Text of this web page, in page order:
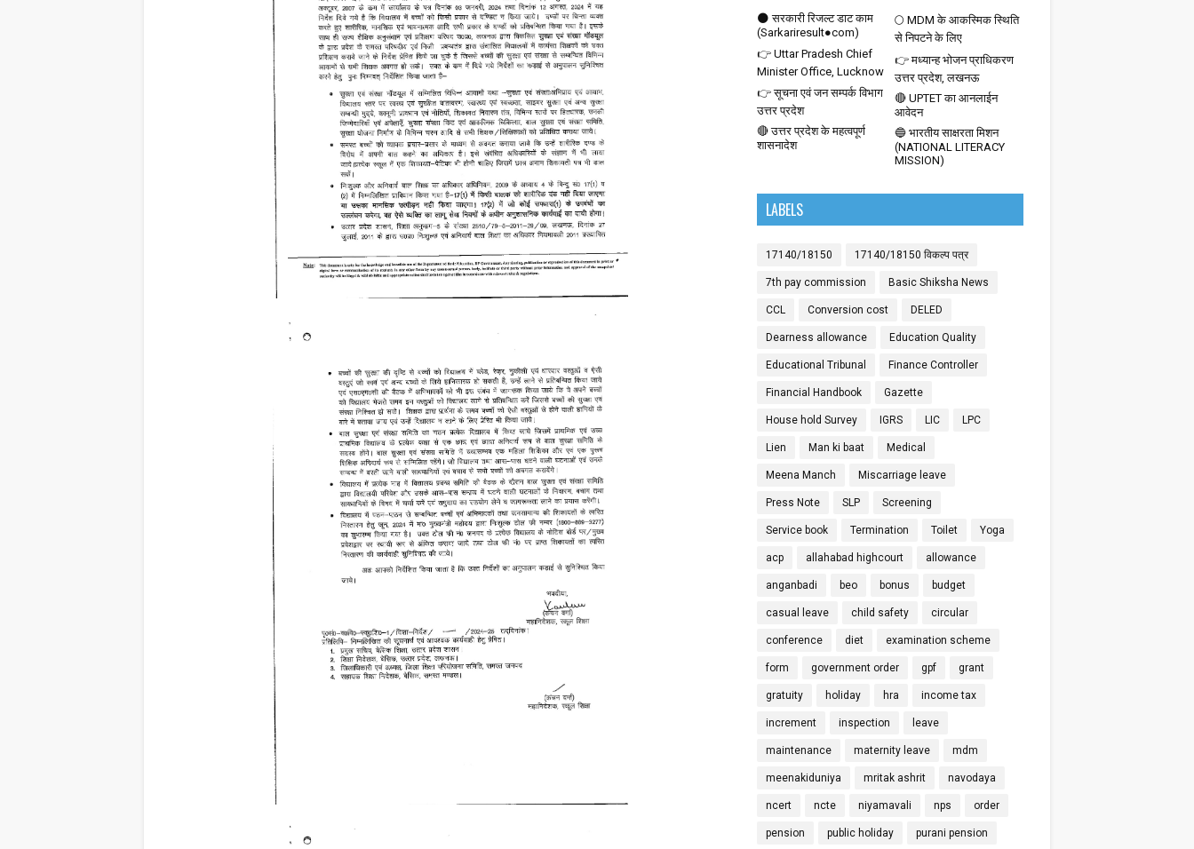
🌑 सरकारी रिजल्ट डाट काम
(Sarkariresult●com)
🌕 MDM के आकस्मिक स्थिति
से निपटने के लिए
👉 Uttar Pradesh Chief
Minister Office, Lucknow
👉 मध्यान्ह भोजन प्राधिकरण
उत्तर प्रदेश, लखनऊ
👉 सूचना एवं जन सम्पर्क विभाग
उत्तर प्रदेश
🔴 UPTET का आनलाईन
आवेदन
🔴 उत्तर प्रदेश के महत्वपूर्ण
शासनादेश
🔵 भारतीय साक्षरता मिशन
(NATIONAL LITERACY
MISSION)
LABELS
17140/18150 17140/18150 विकल्प पत्र
7th pay commission Basic Shiksha News
CCL Conversion cost DELED
Dearness allowance Education Quality
Educational Tribunal Finance Controller
Financial Handbook Gazette
House hold Survey IGRS LIC LPC
Lien Man ki baat Medical
Meena Manch Miscarriage leave
Press Note SLP Screening
Service book Termination Toilet Yoga
acp allahabad highcourt allowance
anganbadi beo bonus budget
casual leave child safety circular
conference diet examination scheme
form government order gpf grant
gratuity holiday hra income tax
increment inspection leave
maintenance maternity leave mdm
meenakiduniya mritak ashrit navodaya
ncert ncte niyamavali nps order
pension public holiday purani pension